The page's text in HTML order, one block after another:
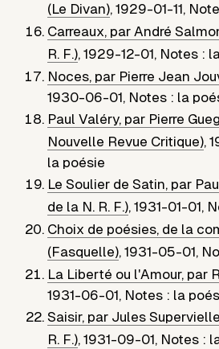
(Le Divan),1929-01-11,
Carreaux, par André
R. F.),1929-12-01, Notes :
Noces, par Pierre Jean
1930-06-01, Notes : la
Paul Valéry, par Pierre
Nouvelle Revue Critique),
la poésie
Le Soulier de Satin, par
de la N. R. F.),1931-01-01,
Choix de poésies, de la
(Fasquelle),1931-05-01,
La Liberté ou l'Amour, par
1931-06-01, Notes : la
Saisir, par Jules
R. F.),1931-09-01, Notes :